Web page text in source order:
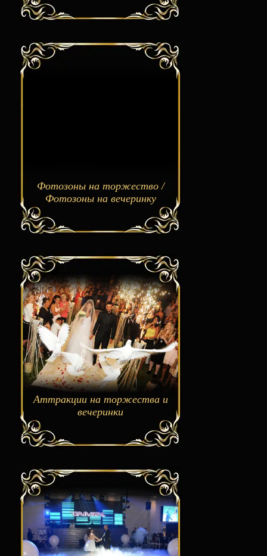
Фотозоны на торжество /
Фотозоны на вечеринку
Аттракции на торжества и
вечеринки